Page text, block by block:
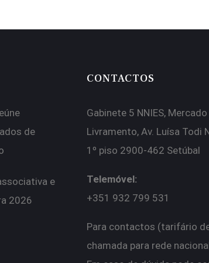
de
e
2026
CONTACTOS
Gabinete 5 NNIES,
Livramento, Av. Luísa Todi
1º piso 2900-462 Setúbal
Telemóvel:
+351 932 799 531
Para contactos (tarifário
chamada para rede